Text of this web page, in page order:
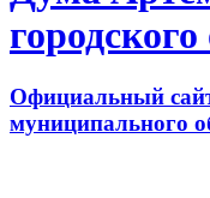
Официальный
муниципального